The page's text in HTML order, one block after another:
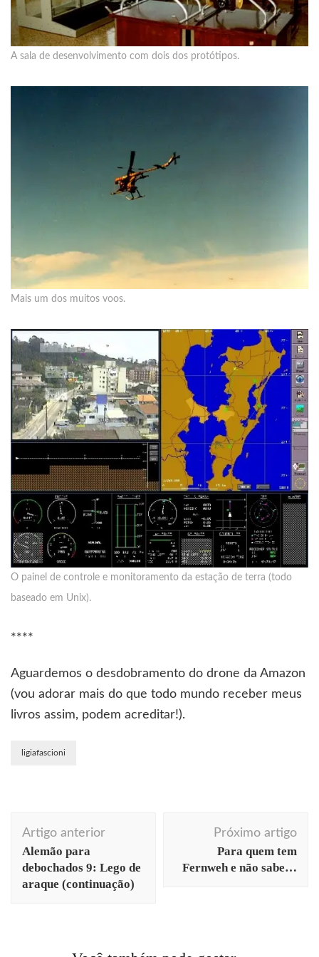
A sala de desenvolvimento com dois dos protótipos.
Mais um dos muitos voos.
O painel de controle e monitoramento da estação de terra (todo
baseado em Unix).
****
Aguardemos o desdobramento do drone da Amazon
(vou adorar mais do que todo mundo receber meus
livros assim, podem acreditar!).
ligiafascioni
de
post
Artigo anterior
Alemão para
debochados 9: Lego de
araque (continuação)
Próximo artigo
Para quem tem
Fernweh e não sabe…